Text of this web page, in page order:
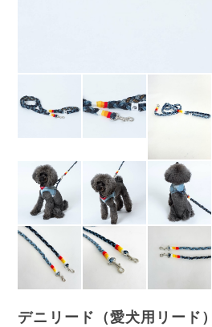
デニリード（愛犬用リード）